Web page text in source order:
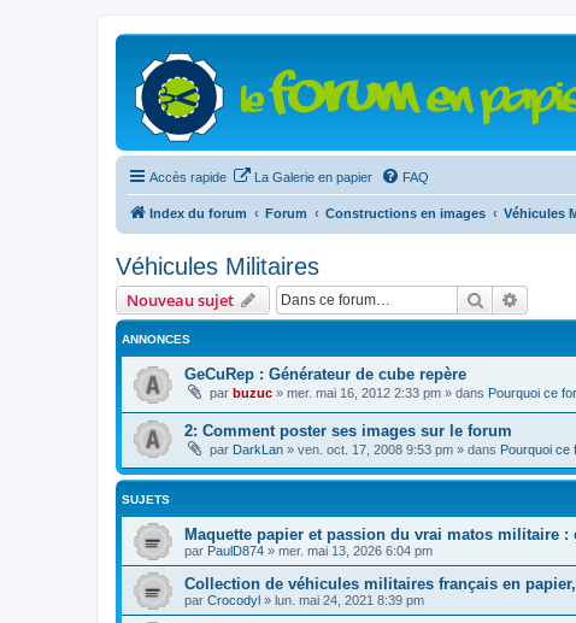
Accès rapide La Galerie en papier FAQ
Index du forum Forum Constructions en images Véhicules
Véhicules Militaires
Nouveau sujet Rechercher
ANNONCES
GeCuRep : Générateur de cube repère
par buzuc » mer. mai 16, 2012 2:33 pm » dans Pourquoi ce
2: Comment poster ses images sur le forum
par DarkLan » ven. oct. 17, 2008 9:53 pm » dans Pourquoi ce
SUJETS
Maquette papier et passion du vrai matos militaire :
par PaulD874 » mer. mai 13, 2026 6:04 pm
Collection de véhicules militaires français en
par Crocodyl » lun. mai 24, 2021 8:39 pm